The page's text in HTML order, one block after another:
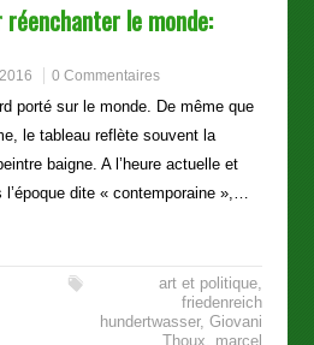
le monde:
0 Commentaires
porté sur le monde. De même que
le tableau reflète souvent la
baigne. A l’heure actuelle et
l’époque dite « contemporaine »,…
art et politique,
friedenreich
hundertwasser,Giovani
Thoux, marcel